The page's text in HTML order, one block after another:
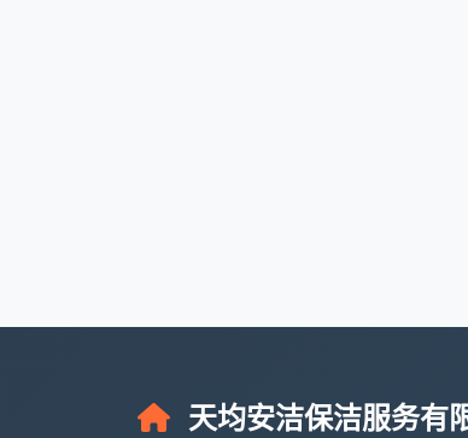
“三步准备法”确保高效开始
天均安洁保洁服务有